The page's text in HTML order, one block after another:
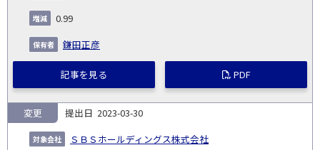
0.99
鎌田正彦
記事を見る PDF
2023-03-30
ＳＢＳホールディングス株式会社
変更